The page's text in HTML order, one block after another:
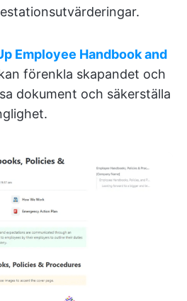
Employee Handbook and
förenkla skapandet och
dokument och säkerställa